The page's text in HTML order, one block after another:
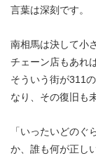
言葉は深刻です。
南相馬は決して小
チェーン店もあれ
そういう街が311
なり、その復旧も
「いったいどの
か、誰も何が正し